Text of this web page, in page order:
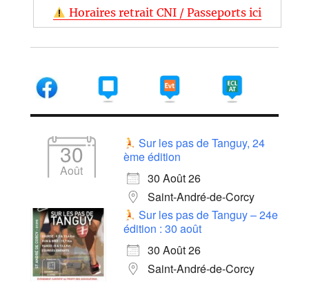
Horaires retrait CNI / Passeports ici
30
Août
Sur les pas de Tanguy, 24
ème édition
30 Août 26
Saint-André-de-Corcy
Sur les pas de Tanguy – 24e
édition : 30 août
30 Août 26
Saint-André-de-Corcy